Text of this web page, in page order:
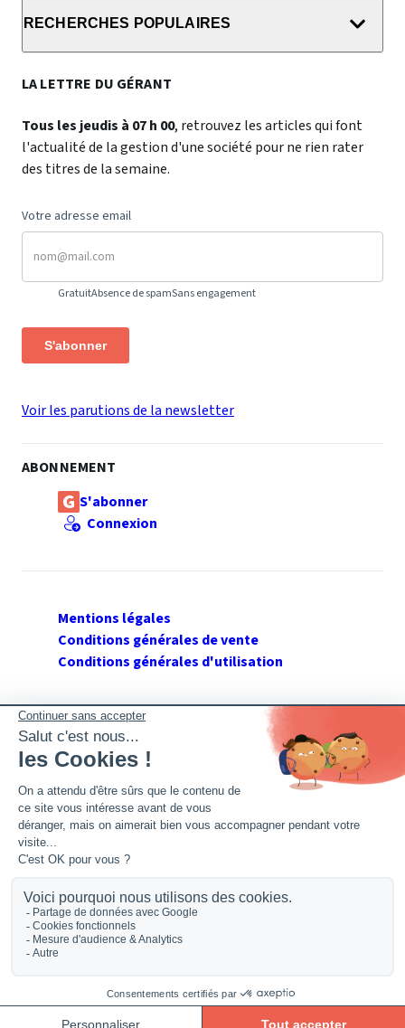
RECHERCHES POPULAIRES
LA LETTRE DU GÉRANT
Tous les jeudis à 07 h 00, retrouvez les articles qui font
l'actualité de la gestion d'une société pour ne rien rater
des titres de la semaine.
Votre adresse email
GratuitAbsence de spamSans engagement
S'abonner
Voir les parutions de la newsletter
ABONNEMENT
S'abonner
Connexion
Mentions légales
Conditions générales de vente
Conditions générales d'utilisation
SUIVEZ GERANT DE SARL
Twitter
Facebook
Montpellier. Siret : 394 264 709 00020. R.C.S. Montpellier.